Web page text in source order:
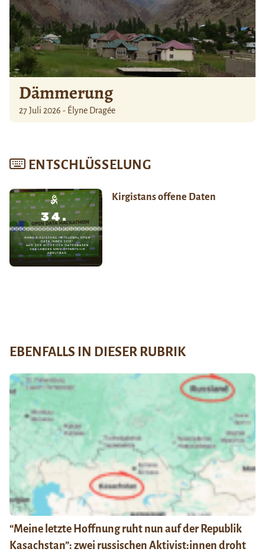
Dämmerung
27 Juli 2026 - Élyne Dragée
ENTSCHLÜSSELUNG
Kirgistans offene Daten
EBENFALLS IN DIESER RUBRIK
“Meine letzte Hoffnung ruht nun auf der Republik
Kasachstan”: zwei russischen Aktivist:innen droht